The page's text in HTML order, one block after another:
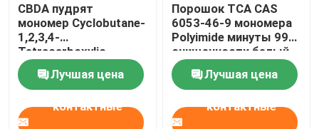
CBDA пудрят
мономер Cyclobutane-
1,2,3,4-
Tetracarboxylic
Dianhydride Polyimide
CAS 4415-87-6
Лучшая цена
контактные
Порошок TCA CAS
6053-46-9 мономера
Polyimide минуты 99%
очищенности белый
твердый
Лучшая цена
контактные